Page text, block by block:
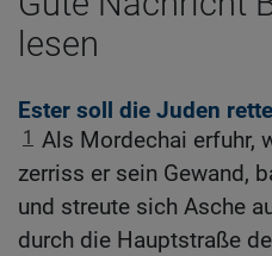
lesen
Ester soll die Juden
1 Als Mordechai erfuhr,
zerriss er sein Gewand,
und streute sich Asche
durch die Hauptstraße